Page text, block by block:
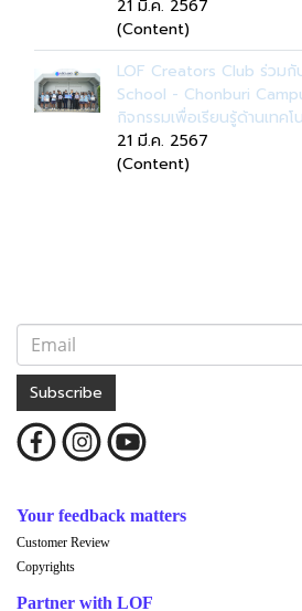
21 มี.ค. 2567
(Content)
LOF Creators Club ร่วม
School - Chonburi
กิจกรรมเพื่อเรียนรู้ด้านเทคโ
21 มี.ค. 2567
(Content)
Subscribe
Your feedback matters
Customer Review
Copyrights
Partner with LOF